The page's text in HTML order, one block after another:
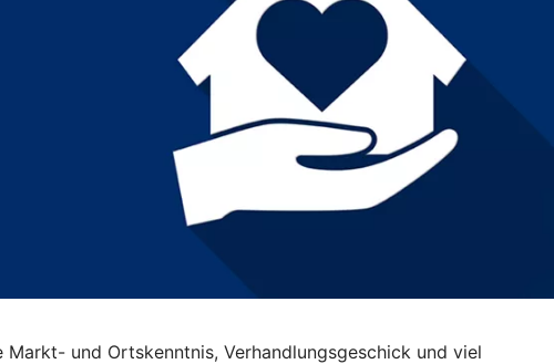
und Ortskenntnis, Verhandlungsgeschick und viel